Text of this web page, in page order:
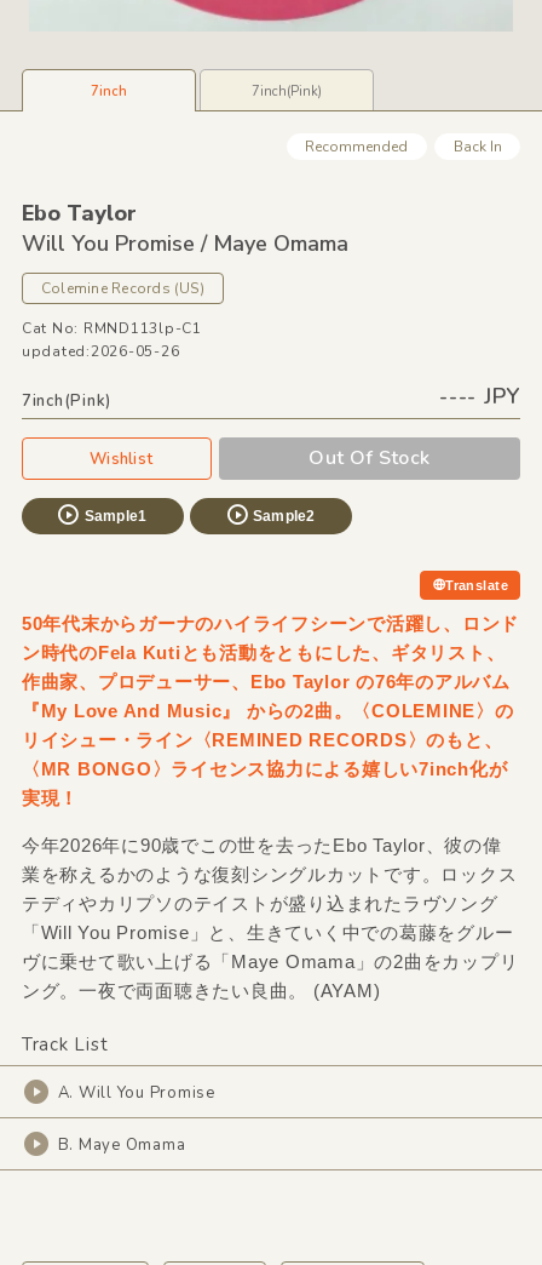
7inch 7inch(Pink)
Recommended Back In
Ebo Taylor
Will You Promise /Maye Omama
Colemine Records (US)
Cat No: RMND113lp-C1
updated:2026-05-26
7inch(Pink) ---- JPY
Wishlist Out Of Stock
Sample1 Sample2
Translate
50年代末からガーナのハイライフシーンで活躍し、ロンド
ン時代のFela Kutiとも活動をともにした、ギタリスト、
作曲家、プロデューサー、Ebo Taylor の76年のアルバム
『My Love And Music』 からの2曲。〈COLEMINE〉の
リイシュー・ライン〈REMINED RECORDS〉のもと、
〈MR BONGO〉ライセンス協力による嬉しい7inch化が
実現！
今年2026年に90歳でこの世を去ったEbo Taylor、彼の偉
業を称えるかのような復刻シングルカットです。ロックス
テディやカリプソのテイストが盛り込まれたラヴソング
「Will You Promise」と、生きていく中での葛藤をグルー
ヴに乗せて歌い上げる「Maye Omama」の2曲をカップリ
ング。一夜で両面聴きたい良曲。 (AYAM)
Track List
A. Will You Promise
B. Maye Omama